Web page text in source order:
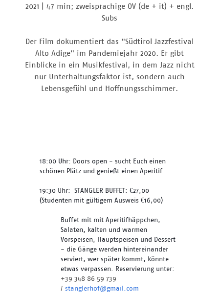
2021 | 47 min; zweisprachige OV (de + it) + engl.
Subs
Der Film dokumentiert das "Südtirol Jazzfestival
Alto Adige" im Pandemiejahr 2020. Er gibt
Einblicke in ein Musikfestival, in dem Jazz nicht
nur Unterhaltungsfaktor ist, sondern auch
Lebensgefühl und Hoffnungsschimmer.
18:00 Uhr: Doors open - sucht Euch einen
schönen Plätz und genießt einen Aperitif
19:30 Uhr:  STANGLER BUFFET: €27,00
(Studenten mit gültigem Ausweis €16,00)
Buffet mit mit Aperitifhäppchen,
Salaten, kalten und warmen
Vorspeisen, Hauptspeisen und Dessert
- die Gänge werden hintereinander
serviert, wer später kommt, könnte
+39 348 86 59 739
/ stanglerhof@gmail.com